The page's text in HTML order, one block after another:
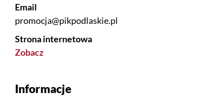
Email
promocja@pikpodlaskie.pl
Strona internetowa
Zobacz
Informacje